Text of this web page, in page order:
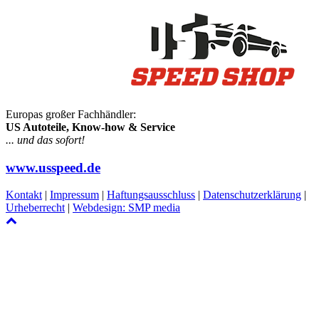
Europas großer Fachhändler:
US Autoteile, Know-how & Service
... und das sofort!
www.usspeed.de
Kontakt | Impressum | Haftungsausschluss | Datenschutzerklärung |
Urheberrecht | Webdesign: SMP media